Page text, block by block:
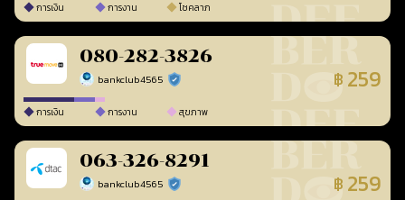
การเงิน การงาน โชคลาภ
080-282-3826
bankclub4565 ร้านยืนยันแล้ว ฿ 259
การเงิน การงาน สุขภาพ
063-326-8291
bankclub4565 ร้านยืนยันแล้ว ฿ 259